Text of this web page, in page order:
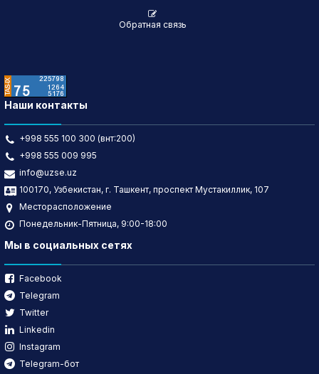
Обратная связь
Наши контакты
+998 555 100 300 (внт:200)
+998 555 009 995
info@uzse.uz
100170, Узбекистан, г. Ташкент, проспект Мустакиллик, 107
Месторасположение
Понедельник-Пятница, 9:00-18:00
Мы в социальных сетях
Facebook
Telegram
Twitter
Linkedin
Instagram
Telegram-бот